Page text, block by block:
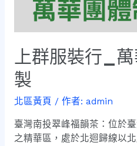
上群服裝行_
製
北區黃頁 / 作者: admin
臺灣南投翠峰福韻茶：位於
之精華區，處於北迴歸線以